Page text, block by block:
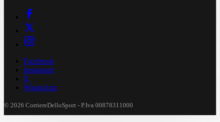
Facebook
Instagram
X
WhatsApp
© 2026 CorriereDelloSport - P.Iva 00878311000